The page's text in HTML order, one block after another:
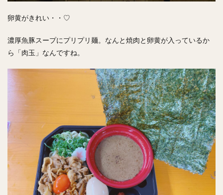
卵黄がきれい・・♡
濃厚魚豚スープにプリプリ麺。なんと焼肉と卵黄が入っているか
ら「肉玉」なんですね。